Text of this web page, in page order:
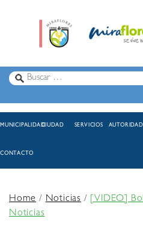
MUNICIPALIDADCIUDAD SERVICIOS
CONTACTO
Home/Noticias /
[VIDEO]
Noticias